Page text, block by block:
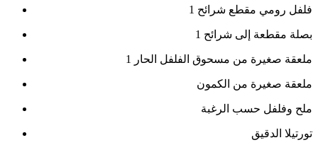
1 فلفل رومي مقطع شرائح
1 بصلة مقطعة إلى شرائح
1 ملعقة صغيرة من مسحوق الفلفل الحار
ملعقة صغيرة من الكمون
ملح وفلفل حسب الرغبة
تورتيلا الدقيق